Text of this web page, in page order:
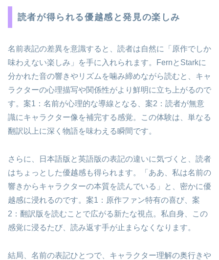
読者が得られる優越感と発見の楽しみ
名前表記の差異を意識すると、読者は自然に「原作でしか
味わえない楽しみ」を手に入れられます。FernとStarkに
分かれた音の響きやリズムを噛み締めながら読むと、キャ
ラクターの心理描写や関係性がより鮮明に立ち上がるので
す。案1：名前が心理的な導線となる、案2：読者が無意
識にキャラクター像を補完する感覚。この体験は、単なる
翻訳以上に深く物語を味わえる瞬間です。
さらに、日本語版と英語版の表記の違いに気づくと、読者
はちょっとした優越感も得られます。「ああ、私は名前の
響きからキャラクターの本質を読んでいる」と、密かに優
越感に浸れるのです。案1：原作ファン特有の喜び、案
2：翻訳版を読むことで広がる新たな視点。私自身、この
感覚に浸るたび、読み返す手が止まらなくなります。
結局、名前の表記ひとつで、キャラクター理解の奥行きや